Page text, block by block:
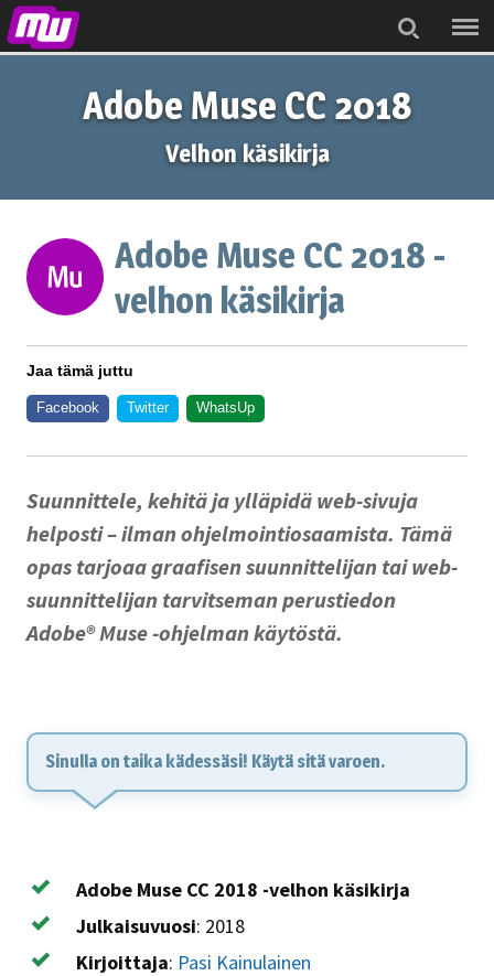
Adobe Muse CC 2018
Velhon käsikirja
Adobe Muse CC 2018 -
velhon käsikirja
Jaa tämä juttu
Facebook Twitter WhatsUp
Suunnittele, kehitä ja ylläpidä web-sivuja
helposti – ilman ohjelmointiosaamista. Tämä
opas tarjoaa graafisen suunnittelijan tai web-
suunnittelijan tarvitseman perustiedon
Adobe® Muse -ohjelman käytöstä.
Sinulla on taika kädessäsi! Käytä sitä varoen.
Adobe Muse CC 2018 -velhon käsikirja
Julkaisuvuosi: 2018
Kirjoittaja: Pasi Kainulainen